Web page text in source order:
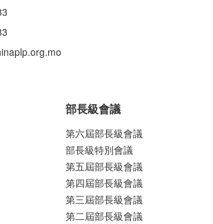
部長級會議
第六屆部長級會議
部長級特別會議
第五屆部長級會議
第四屆部長級會議
第三屆部長級會議
第二屆部長級會議